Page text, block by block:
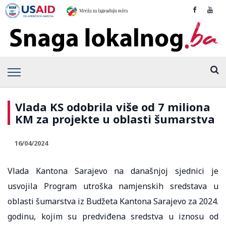
Vlada KS odobrila više od 7 miliona
KM za projekte u oblasti šumarstva
16/04/2024
Vlada Kantona Sarajevo na današnjoj sjednici je
usvojila Program utroška namjenskih sredstava u
oblasti šumarstva iz Budžeta Kantona Sarajevo za 2024.
godinu, kojim su predviđena sredstva u iznosu od